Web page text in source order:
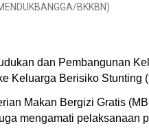
BKKBN)
dan Pembangunan
Keluarga Berisiko
Makan Bergizi Gratis
mengamati pelaksanaan